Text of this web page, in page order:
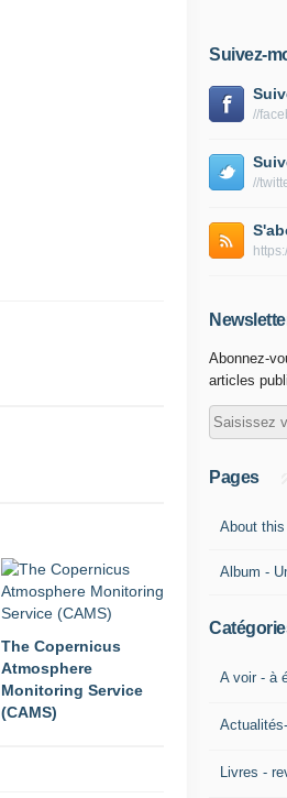
The Copernicus
Atmosphere
Monitoring Service
(CAMS)
Suivez-
//
//
Abonnez-
articles
Pages
About this
Album -
A voir - à
Livres -